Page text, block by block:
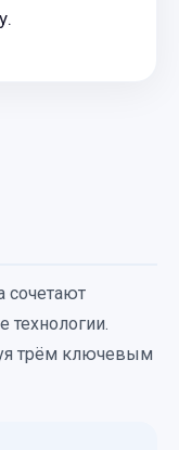
сочетают
трём ключевым